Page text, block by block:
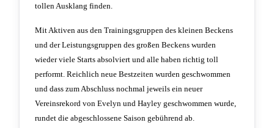
tollen Ausklang finden.
Mit Aktiven aus den Trainingsgruppen des kleinen Beckens
und der Leistungsgruppen des großen Beckens wurden
wieder viele Starts absolviert und alle haben richtig toll
performt. Reichlich neue Bestzeiten wurden geschwommen
und dass zum Abschluss nochmal jeweils ein neuer
Vereinsrekord von Evelyn und Hayley geschwommen wurde,
rundet die abgeschlossene Saison gebührend ab.